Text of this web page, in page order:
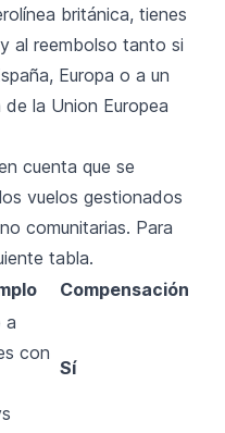
británica, tienes
al reembolso tanto si
Europa o a un
la Union Europea
cuenta que se
vuelos gestionados
comunitarias. Para
tabla.
Compensación
a
con
Sí